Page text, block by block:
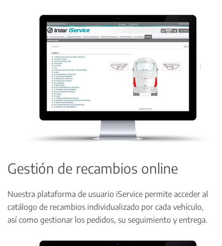
Gestión de recambios online
Nuestra plataforma de usuario iService permite acceder al
catálogo de recambios individualizado por cada vehículo,
así como gestionar los pedidos, su seguimiento y entrega.